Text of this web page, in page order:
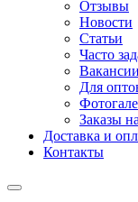
Отзывы
Новости
Статьи
Часто
Вакансии
Для
Заказы
Доставка и
Контакты